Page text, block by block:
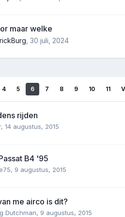
maar welke
30 juli, 2024
4 5 6 7 8 9 10 11
rijden
, 14 augustus, 2015
B4 '95
, 9 augustus, 2015
me airco is dit?
Dutchman, 9 augustus, 2015